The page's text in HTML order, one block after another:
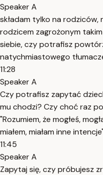
Speaker A
składam tylko na rodziców,
rodzicem zagrożonym
siebie, czy potrafisz
natychmiastowego
11:28
Speaker A
Czy potrafisz zapytać
mu chodzi? Czy choć raz
"Rozumiem, że mogłeś,
miałem, miałam inne
11:45
Speaker A
Zapytaj się, czy próbujesz